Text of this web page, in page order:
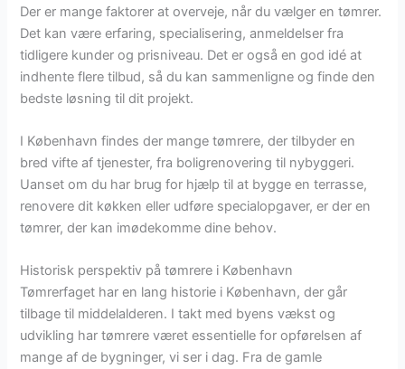
Der er mange faktorer at overveje, når du vælger en tømrer.
Det kan være erfaring, specialisering, anmeldelser fra
tidligere kunder og prisniveau. Det er også en god idé at
indhente flere tilbud, så du kan sammenligne og finde den
bedste løsning til dit projekt.
I København findes der mange tømrere, der tilbyder en
bred vifte af tjenester, fra boligrenovering til nybyggeri.
Uanset om du har brug for hjælp til at bygge en terrasse,
renovere dit køkken eller udføre specialopgaver, er der en
tømrer, der kan imødekomme dine behov.
Historisk perspektiv på tømrere i København
Tømrerfaget har en lang historie i København, der går
tilbage til middelalderen. I takt med byens vækst og
udvikling har tømrere været essentielle for opførelsen af
mange af de bygninger, vi ser i dag. Fra de gamle